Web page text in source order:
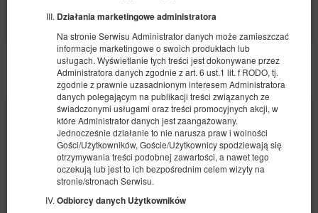
Działania marketingowe administratora
Na stronie Serwisu Administrator danych może zamieszczać
informacje marketingowe o swoich produktach lub
usługach. Wyświetlanie tych treści jest dokonywane przez
Administratora danych zgodnie z art. 6 ust.1 lit. f RODO, tj.
zgodnie z prawnie uzasadnionym interesem Administratora
danych polegającym na publikacji treści związanych ze
świadczonymi usługami oraz treści promocyjnych akcji, w
które Administrator danych jest zaangażowany.
Jednocześnie działanie to nie narusza praw i wolności
Gości/Użytkowników, Goście/Użytkownicy spodziewają się
otrzymywania treści podobnej zawartości, a nawet tego
oczekują lub jest to ich bezpośrednim celem wizyty na
stronie/stronach Serwisu.
Odbiorcy danych Użytkowników
POZOSTAŁE OFERTY